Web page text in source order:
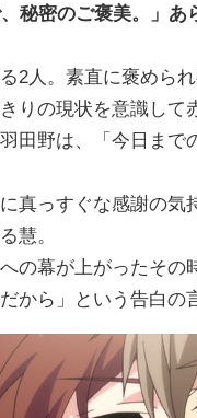
秘密のご褒美。」あ
2人。素直に褒めら
りの現状を意識して
田野は、「今日ま
真っすぐな感謝の気
慧。
の幕が上がったそ
ら」という告白の